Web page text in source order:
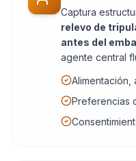
Captura
relevo de
antes del
agente central
Alimentación,
Preferencias